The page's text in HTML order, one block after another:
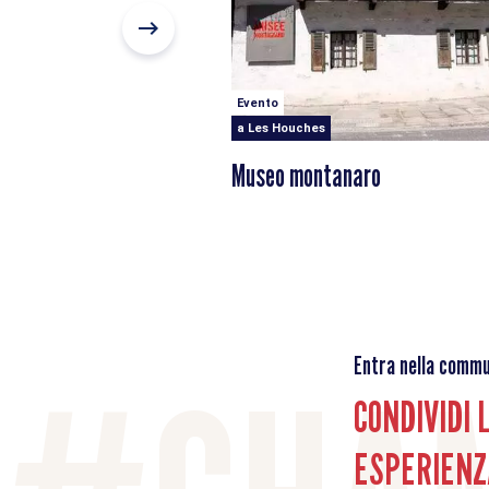
Evento
a Les Houches
Museo montanaro
Entra nella
CONDIVIDI